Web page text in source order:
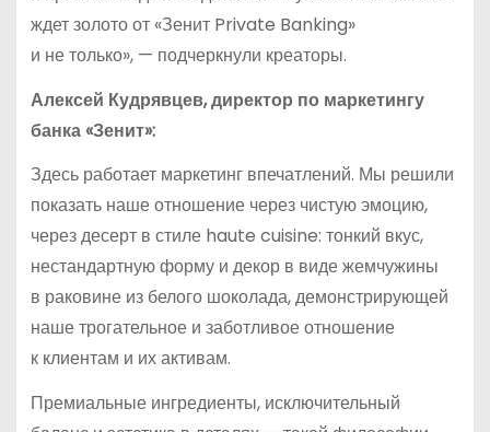
ждет золото от «Зенит Private Banking»
и не только», — подчеркнули креаторы.
Алексей Кудрявцев, директор по маркетингу
банка «Зенит»:
Здесь работает маркетинг впечатлений. Мы решили
показать наше отношение через чистую эмоцию,
через десерт в стиле haute cuisine: тонкий вкус,
нестандартную форму и декор в виде жемчужины
в раковине из белого шоколада, демонстрирующей
наше трогательное и заботливое отношение
к клиентам и их активам.
Премиальные ингредиенты, исключительный